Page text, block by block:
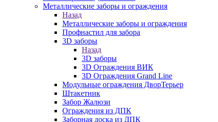
Металлические заборы и ограждения
Назад
Металлические заборы и ограждения
Профнастил для забора
3D заборы
Назад
3D заборы
3D Ограждения ВИК
3D Ограждения Grand Line
Модульные ограждения ДворТерьер
Штакетник
Забор Жалюзи
Ограждения из ДПК
Заборная доска из ДПК